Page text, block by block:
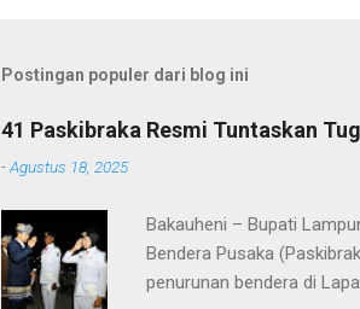
Postingan populer dari blog ini
41 Paskibraka Resmi Tuntaskan
-Agustus 18, 2025
Bakauheni – Bupati
Bendera Pusaka
penurunan bendera di